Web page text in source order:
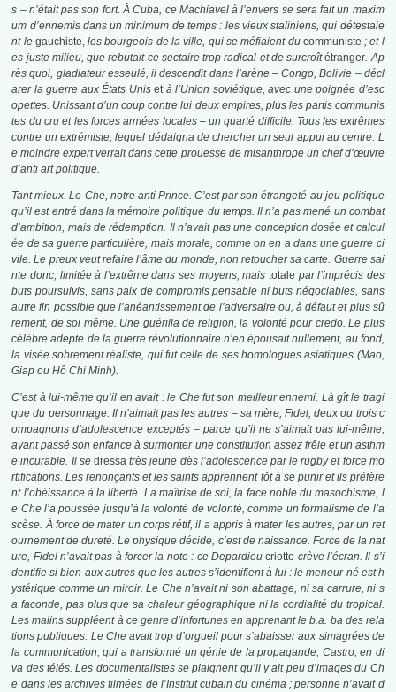
s – n’était pas son fort. À Cuba, ce Machiavel à l’envers se sera fait un maxim
um d’ennemis dans un minimum de temps : les vieux staliniens, qui détestaie
nt le gauchiste,les bourgeois de la ville, qui se méfiaient du communiste; et l
es juste milieu, que rebutait ce sectaire trop radical et de surcroîtétranger. Ap
rès quoi, gladiateur esseulé, il descendit dans l’arène – Congo, Bolivie – décl
arer la guerre aux États Uniset à l’Union soviétique, avec une poignée d’esc
opettes. Unissant d’un coup contre lui deux empires, plus les partis communis
tes du cru et les forces armées locales – un quarté difficile. Tous les extrêmes
contre un extrémiste, lequel dédaigna de chercher un seul appui au centre. L
e moindre expert verrait dans cette prouesse de misanthrope un chef d’œuvre
d’anti art politique.
Tant mieux. Le Che, notre anti Prince. C’est par son étrangeté au jeu politique
qu’il est entré dans la mémoire politique du temps. Il n’a pas mené un combat
d’ambition, mais de rédemption. Il n’avait pas une conception dosée et calcul
ée de sa guerre particulière, mais morale, comme on en a dans une guerre ci
vile. Le preux veut refaire l’âme du monde, non retoucher sa carte. Guerre sai
nte donc, limitée à l’extrême dans ses moyens, mais totale par l’imprécis des
buts poursuivis, sans paix de compromis pensable ni buts négociables, sans
autre fin possible que l’anéantissement de l’adversaire ou, à défaut et plus sû
rement, de soi même. Une guérilla de religion, la volonté pour credo. Le plus
célèbre adepte de la guerre révolutionnaire n’en épousait nullement, au fond,
la visée sobrement réaliste, qui fut celle de ses homologues asiatiques (Mao,
Giap ou Hô Chi Minh).
C’est à lui-même qu’il en avait : le Che fut son meilleur ennemi. Là gît le tragi
que du personnage. Il n’aimait pas les autres – sa mère, Fidel, deux ou trois c
ompagnons d’adolescence exceptés – parce qu’il ne s’aimait pas lui-même,
ayant passé son enfance à surmonter une constitution assez frêle et un asthm
e incurable. Il se dressatrès jeune dès l’adolescence par le rugby et force mo
rtifications. Les renonçants et les saints apprennent tôt à se punir et ils préfère
nt l’obéissance à la liberté. La maîtrise de soi, la face noble du masochisme, l
e Che l’a poussée jusqu’à la volonté de volonté, comme un formalisme de l’a
scèse. À force de mater un corps rétif, il a appris à mater les autres, par un ret
ournement de dureté. Le physique décide, c’est de naissance. Force de la nat
ure, Fidel n’avait pas à forcer la note : ce Depardieucriotto crève l’écran. Il s’i
dentifie si bien aux autres que les autres s’identifient à lui : le meneur né est h
ystérique comme un miroir. Le Che n’avait ni son abattage, ni sa carrure, ni s
a faconde, pas plus que sa chaleur géographique ni la cordialité du tropical.
Les malins suppléent à ce genre d’infortunes en apprenant le b.a. ba des rela
tions publiques. Le Che avait trop d’orgueil pour s’abaisser aux simagrées de
la communication, qui a transformé un génie de la propagande, Castro, en di
va des télés. Les documentalistes se plaignent qu’il y ait peu d’images du Ch
e dans les archives filmées de l’Institut cubain du cinéma ; personne n’avait d